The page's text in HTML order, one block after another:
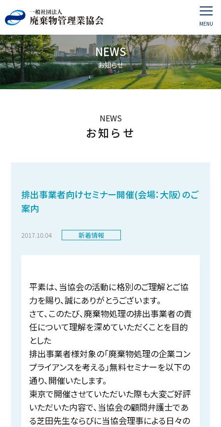
NEWS
お知らせ
NEWS
お知らせ
排出事業者向けセミナー開催(会場：大阪）のご
案内
2017.10.04 新着情報
平素は、当協会の活動に格別のご理解とご協
力を賜り、誠にありがとうございます。
さて、このたび、廃棄物処理の排出事業者の責
任について理解を深めていただくことを目的
とした
排出事業者様対象の「廃棄物処理の企業コン
プライアンスを考える」無料セミナーを以下の
通り、開催いたします。
東京で開催させていただいた際も大変ご好評
いただいた内容で、当協会の顧問弁護士であ
る芝田先生ならびに当協会理事による日々の